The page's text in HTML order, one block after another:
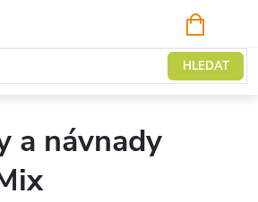
HLEDAT
KOŠÍK
a návnady